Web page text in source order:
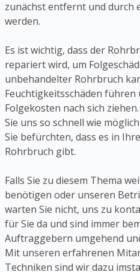
zunächst entfernt und durch
werden.
Es ist wichtig, dass der
repariert wird, um
unbehandelter Rohrbruch
Feuchtigkeitsschäden führen
Folgekosten nach sich
Sie uns so schnell wie
Sie befürchten, dass es in
Rohrbruch gibt.
Falls Sie zu diesem Thema
benötigen oder unseren
warten Sie nicht, uns zu
für Sie da und sind immer
Auftraggebern umgehend
Mit unseren erfahrenen
Techniken sind wir dazu